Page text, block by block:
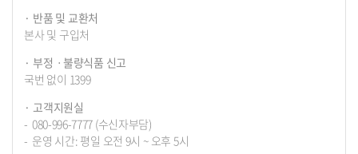
반품 및 교환처
본사 및 구입처
부정ㆍ불량식품 신고
국번 없이 1399
고객지원실
080-996-7777 (수신자부담)
운영 시간: 평일 오전 9시 ~ 오후 5시